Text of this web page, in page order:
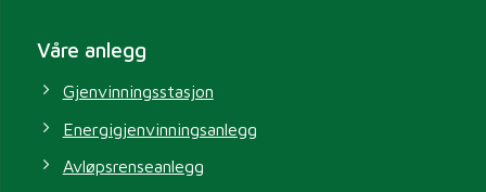
Våre anlegg
Gjenvinningsstasjon
Energigjenvinningsanlegg
Avløpsrenseanlegg